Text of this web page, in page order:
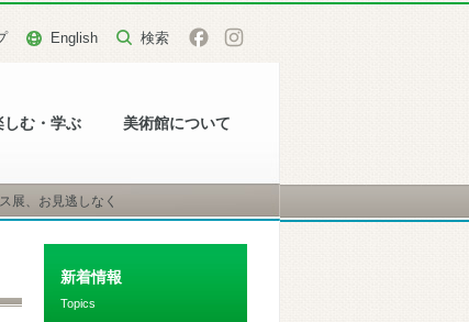
しむ・学ぶ 美術館について
English
展、お見逃しなく
新着情報
Topics